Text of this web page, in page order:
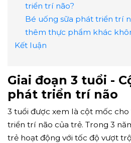
triển trí não?
Bé uống sữa phát triển trí
thêm thực phẩm khác
Kết luận
Giai đoạn 3 tuổi -
phát triển trí não
3 tuổi được xem là cột mốc cho
triển trí não của trẻ. Trong 3
trẻ hoạt động với tốc độ vượt